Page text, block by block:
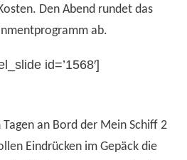
Den Abend rundet das
ab.
id=’1568′]
an Bord der Mein Schiff 2
Eindrücken im Gepäck die